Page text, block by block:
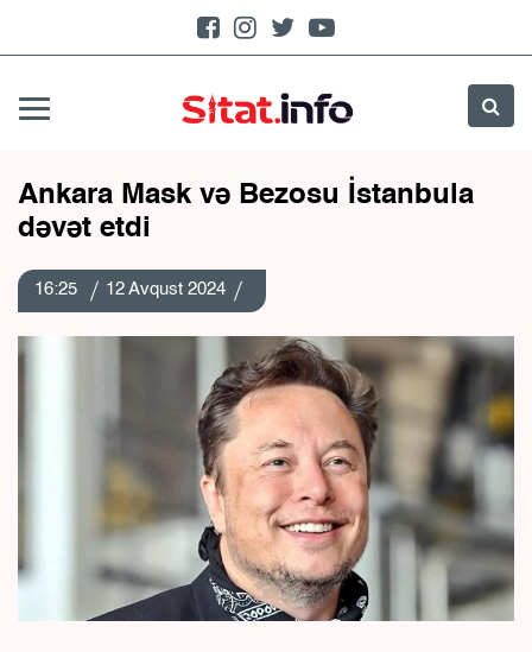
Ankara Mask və Bezosu İstanbula
dəvət etdi
16:25 12 Avqust 2024